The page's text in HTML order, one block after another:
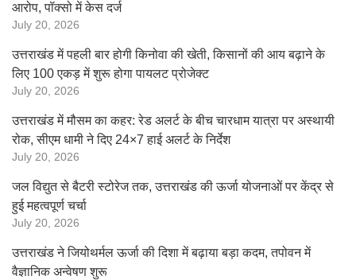
आरोप, पॉक्सो में केस दर्ज
July 20, 2026
उत्तराखंड में पहली बार होगी किनोवा की खेती, किसानों की आय बढ़ाने के
लिए 100 एकड़ में शुरू होगा पायलट प्रोजेक्ट
July 20, 2026
उत्तराखंड में मौसम का कहर: रेड अलर्ट के बीच चारधाम यात्रा पर अस्थायी
रोक, सीएम धामी ने दिए 24×7 हाई अलर्ट के निर्देश
July 20, 2026
जल विद्युत से बैटरी स्टोरेज तक, उत्तराखंड की ऊर्जा योजनाओं पर केंद्र से
हुई महत्वपूर्ण चर्चा
July 20, 2026
उत्तराखंड ने जियोथर्मल ऊर्जा की दिशा में बढ़ाया बड़ा कदम, तपोवन में
वैज्ञानिक अन्वेषण शुरू